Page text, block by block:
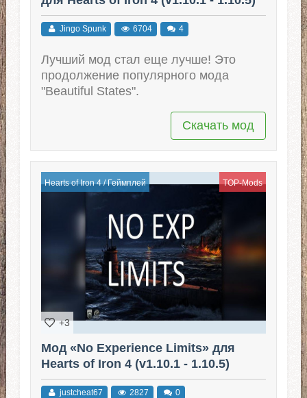
Jingo Spunk 6704 4
Лучший мод стал еще лучше! Это
продолжение популярного мода
"Beautiful States".
Скачать мод
Hearts of Iron 4/Геймплей TOP-Mods
+3
Мод «No Experience Limits» для
Hearts of Iron 4 (v1.10.1 - 1.10.5)
justcheat67 2827 0